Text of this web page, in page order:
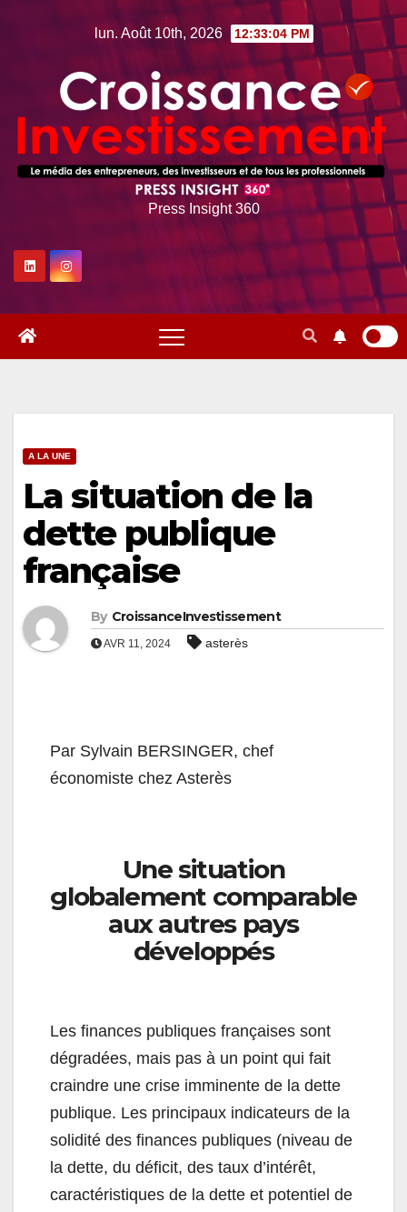
lun. Août 10th, 2026 12:33:05 PM
Press Insight 360
A LA UNE
La situation de la
dette publique
française
By CroissanceInvestissement
AVR 11, 2024 asterès
Par Sylvain BERSINGER, chef
économiste chez Asterès
Une situation
globalement comparable
aux autres pays
développés
Les finances publiques françaises sont
dégradées, mais pas à un point qui fait
craindre une crise imminente de la dette
publique. Les principaux indicateurs de la
solidité des finances publiques (niveau de
la dette, du déficit, des taux d’intérêt,
caractéristiques de la dette et potentiel de